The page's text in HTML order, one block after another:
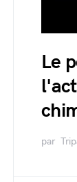
Le
par